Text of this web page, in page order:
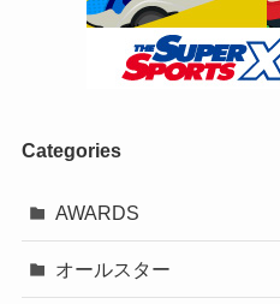
Categories
AWARDS
オールスター